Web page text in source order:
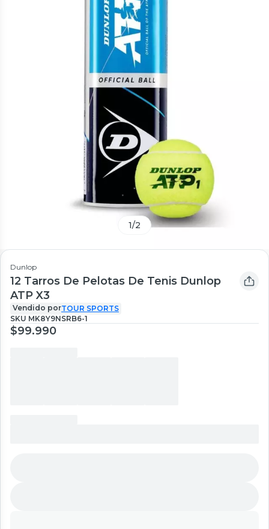
1/2
Dunlop
12 Tarros De Pelotas De Tenis Dunlop
ATP X3
Vendido porTOUR SPORTS
SKU MK8Y9NSRB6-1
$99.990